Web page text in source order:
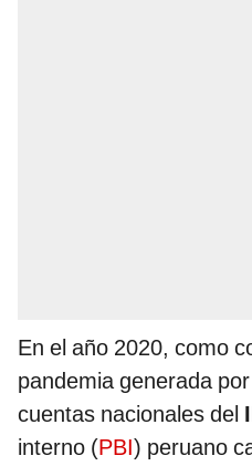
En el año 2020, como
pandemia generada
cuentas nacionales del
interno (PBI) peruano